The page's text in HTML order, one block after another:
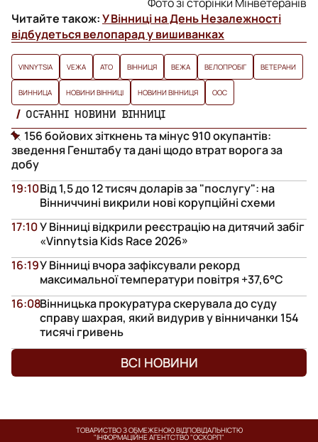
Фото зі сторінки Мінветеранів
Читайте також:У Вінниці на День Незалежності
відбудеться велопарад у вишиванках
VINNYTSIA VЕЖА АТО ВІННИЦЯ ВЕЖА ВЕЛОПРОБІГ ВЕТЕРАНИ
ВИННИЦА НОВИНИ ВІННИЦІ НОВИНИ ВІННИЦЯ ООС
ОСТАННІ НОВИНИ ВІННИЦІ
156 бойових зіткнень та мінус 910 окупантів:
зведення Генштабу та дані щодо втрат ворога за
добу
Від 1,5 до 12 тисяч доларів за "послугу": на
Вінниччині викрили нові корупційні схеми
19:10
У Вінниці відкрили реєстрацію на дитячий забіг
«Vinnytsia Kids Race 2026»
17:10
У Вінниці вчора зафіксували рекорд
максимальної температури повітря +37,6°С
16:19
Вінницька прокуратура скерувала до суду
справу шахрая, який видурив у вінничанки 154
тисячі гривень
16:08
ВСІ НОВИНИ
ТОВАРИСТВО З ОБМЕЖЕНОЮ ВІДПОВІДАЛЬНІСТЮ
"ІНФОРМАЦІЙНЕ АГЕНТСТВО "ОСКОРП"